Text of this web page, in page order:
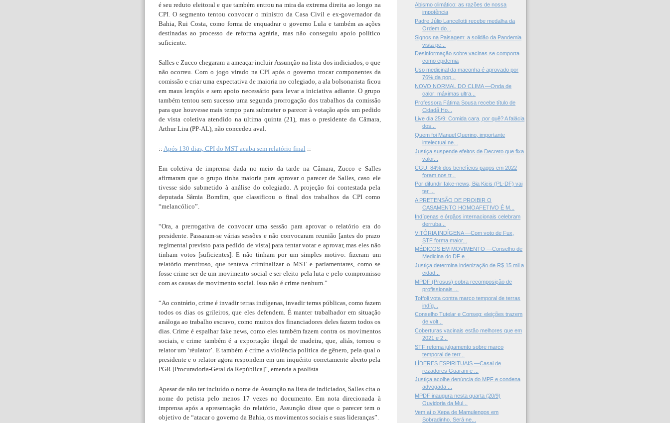
é seu reduto eleitoral e que também entrou na mira da extrema direita ao longo na
CPI. O segmento tentou convocar o ministro da Casa Civil e ex-governador da
Bahia, Rui Costa, como forma de enquadrar o governo Lula e também as ações
destinadas ao processo de reforma agrária, mas não conseguiu apoio político
suficiente.
Salles e Zucco chegaram a ameaçar incluir Assunção na lista dos indiciados, o que
não ocorreu. Com o jogo virado na CPI após o governo trocar componentes da
comissão e criar uma expectativa de maioria no colegiado, a ala bolsonarista ficou
em maus lençóis e sem apoio necessário para levar a iniciativa adiante. O grupo
também tentou sem sucesso uma segunda prorrogação dos trabalhos da comissão
para que houvesse mais tempo para submeter o parecer à votação após um pedido
de vista coletiva atendido na ultima quinta (21), mas o presidente da Câmara,
Arthur Lira (PP-AL), não concedeu aval.
:: Após 130 dias, CPI do MST acaba sem relatório final ::
Em coletiva de imprensa dada no meio da tarde na Câmara, Zucco e Salles
afirmaram que o grupo tinha maioria para aprovar o parecer de Salles, caso ele
tivesse sido submetido à análise do colegiado. A projeção foi contestada pela
deputada Sâmia Bomfim, que classificou o final dos trabalhos da CPI como
“melancólico”.
“Ora, a prerrogativa de convocar uma sessão para aprovar o relatório era do
presidente. Passaram-se várias sessões e não convocaram reunião [antes do prazo
regimental previsto para pedido de vista] para tentar votar e aprovar, mas eles não
tinham votos [suficientes]. E não tinham por um simples motivo: fizeram um
relatório mentiroso, que tentava criminalizar o MST e parlamentares, como se
fosse crime ser de um movimento social e ser eleito pela luta e pelo compromisso
com as causas de movimento social. Isso não é crime nenhum.”
“Ao contrário, crime é invadir terras indígenas, invadir terras públicas, como fazem
todos os dias os grileiros, que eles defendem. É manter trabalhador em situação
análoga ao trabalho escravo, como muitos dos financiadores deles fazem todos os
dias. Crime é espalhar fake news, como eles também fazem contra os movimentos
sociais, e crime também é a exportação ilegal de madeira, que, aliás, tornou o
relator um ‘réulator’. E também é crime a violência política de gênero, pela qual o
presidente e o relator agora respondem em um inquérito corretamente aberto pela
PGR [Procuradoria-Geral da República]”, emenda a psolista.
Apesar de não ter incluído o nome de Assunção na lista de indiciados, Salles cita o
nome do petista pelo menos 17 vezes no documento. Em nota direcionada à
imprensa após a apresentação do relatório, Assunção disse que o parecer tem o
objetivo de “atacar o governo da Bahia, os movimentos sociais e suas lideranças”.
Abismo climático: as razões de nossa
impotência
Padre Júlio Lancellotti recebe medalha da
Ordem do...
Signos na Paisagem: a solidão da Pandemia
vista pe...
Desinformação sobre vacinas se comporta
como epidemia
Uso medicinal da maconha é aprovado por
76% da pop...
NOVO NORMAL DO CLIMA —Onda de
calor: máximas ultra...
Professora Fátima Sousa recebe título de
Cidadã Ho...
Live dia 25/9: Comida cara, por quê? A falácia
dos...
Quem foi Manuel Querino, importante
intelectual ne...
Justiça suspende efeitos de Decreto que fixa
valor...
CGU: 84% dos benefícios pagos em 2022
foram nos tr...
Por difundir fake-news, Bia Kicis (PL-DF) vai
ter ...
A PRETENSÃO DE PROIBIR O
CASAMENTO HOMOAFETIVO É M...
Indígenas e órgãos internacionais celebram
derruba...
VITÓRIA INDÍGENA —Com voto de Fux,
STF forma maior...
MÉDICOS EM MOVIMENTO —Conselho de
Medicina do DF e...
Justiça determina indenização de R$ 15 mil a
cidad...
MPDF (Prosus) cobra recomposição de
profissionais ...
Toffoli vota contra marco temporal de terras
indíg...
Conselho Tutelar e Conseg: eleições trazem
de volt...
Coberturas vacinais estão melhores que em
2021 e 2...
STF retoma julgamento sobre marco
temporal de terr...
LÍDERES ESPIRITUAIS —Casal de
rezadores Guarani e ...
Justiça acolhe denúncia do MPF e condena
advogada ...
MPDF inaugura nesta quarta (20/9)
Ouvidoria da Mul...
Vem aí o Xepa de Mamulengos em
Sobradinho. Será ne...